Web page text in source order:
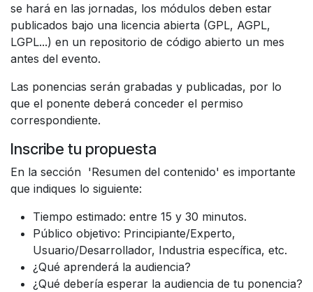
se hará en las jornadas, los módulos deben estar
publicados bajo una licencia abierta (GPL, AGPL,
LGPL...) en un repositorio de código abierto un mes
antes del evento.
Las ponencias serán grabadas y publicadas, por lo
que el ponente deberá conceder el permiso
correspondiente.
Inscribe tu propuesta
En la sección 'Resumen del contenido' es importante
que indiques lo siguiente:
Tiempo estimado: entre 15 y 30 minutos.
Público objetivo: Principiante/Experto,
Usuario/Desarrollador, Industria específica, etc.
¿Qué aprenderá la audiencia?
¿Qué debería esperar la audiencia de tu ponencia?